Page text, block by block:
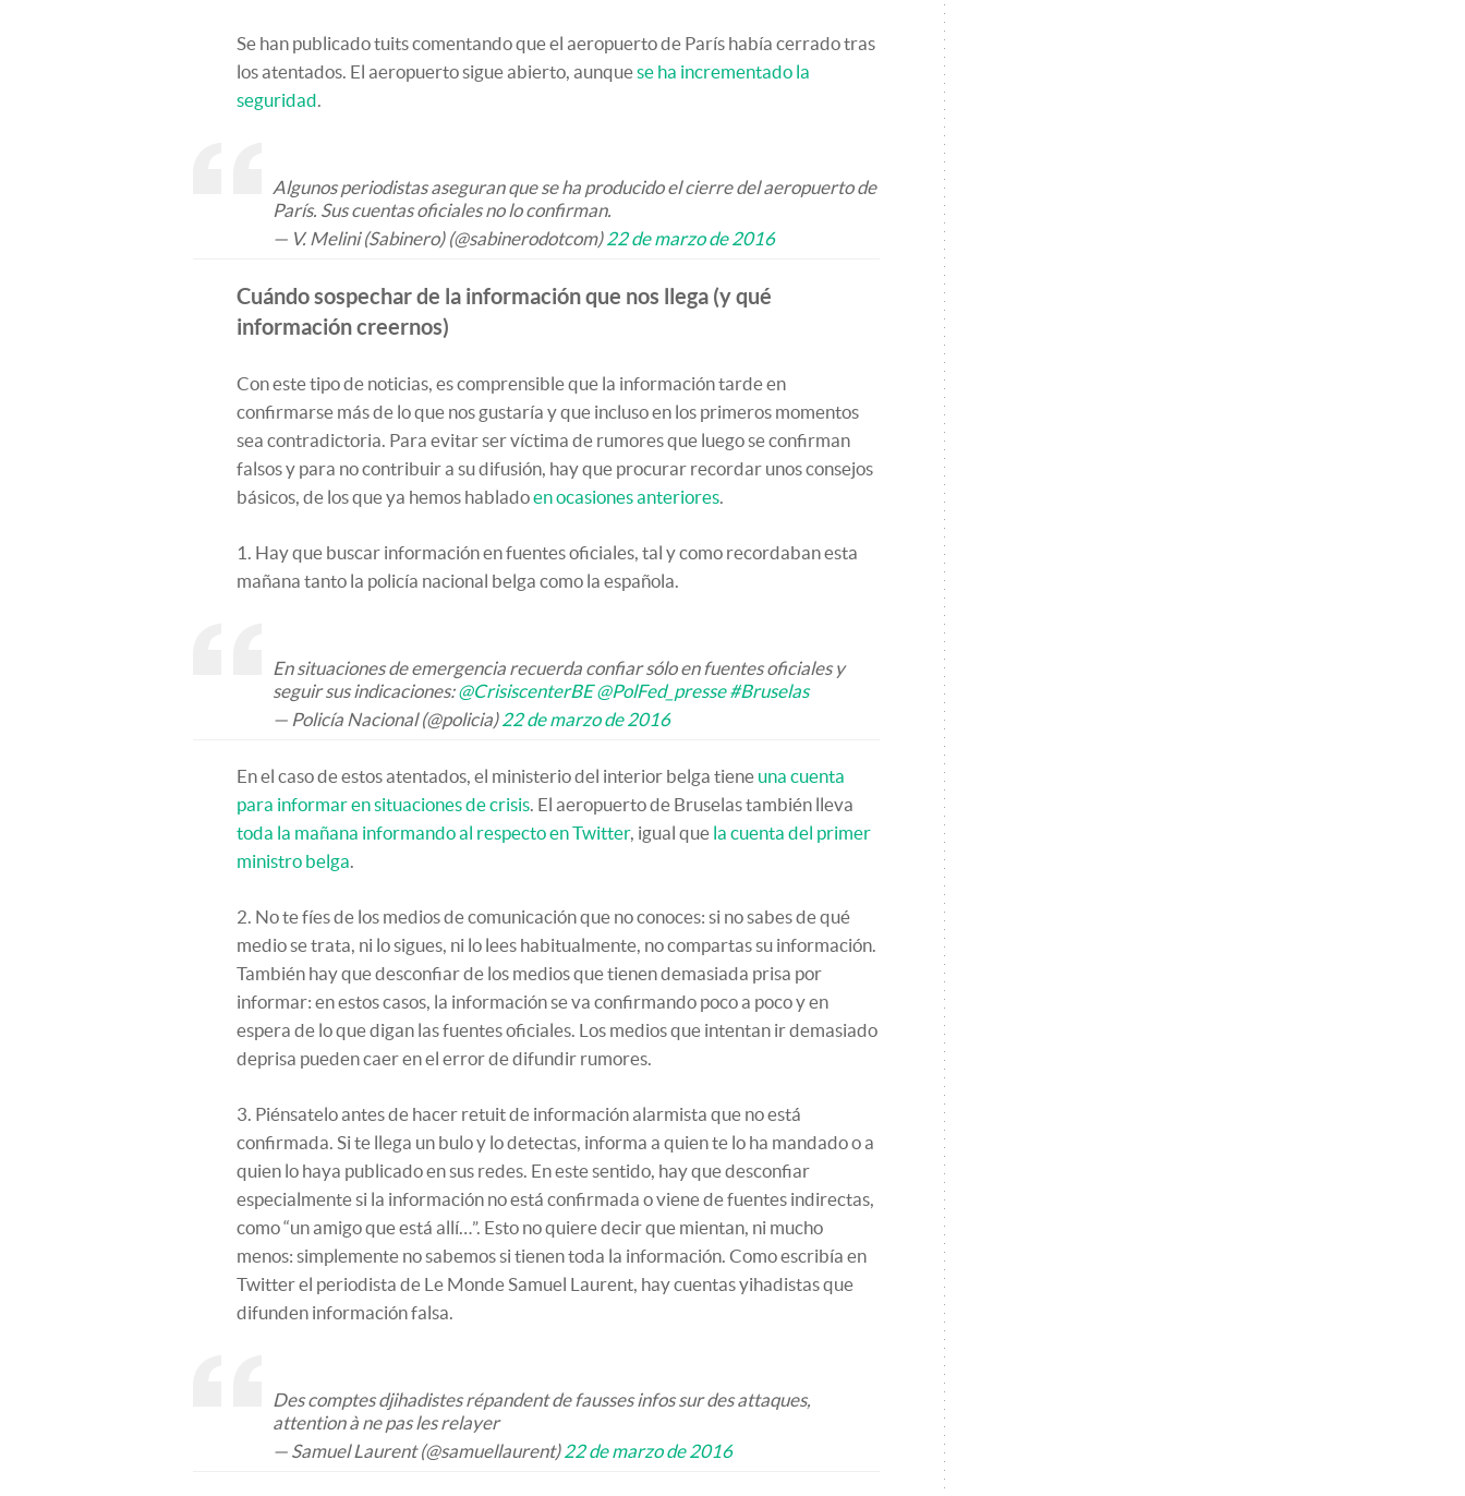
Se han publicado tuits comentando que el aeropuerto de París había cerrado tras
los atentados. El aeropuerto sigue abierto, aunquese ha incrementado la
seguridad.
Algunos periodistas aseguran que se ha producido el cierre del aeropuerto de
París. Sus cuentas oficiales no lo confirman.
— V. Melini (Sabinero) (@sabinerodotcom)22 de marzo de 2016
Cuándo sospechar de la información que nos llega (y qué
información creernos)
Con este tipo de noticias, es comprensible que la información tarde en
confirmarse más de lo que nos gustaría y que incluso en los primeros momentos
sea contradictoria. Para evitar ser víctima de rumores que luego se confirman
falsos y para no contribuir a su difusión, hay que procurar recordar unos consejos
básicos, de los que ya hemos habladoen ocasiones anteriores.
1. Hay que buscar información en fuentes oficiales, tal y como recordaban esta
mañana tanto la policía nacional belga como la española.
En situaciones de emergencia recuerda confiar sólo en fuentes oficiales y
seguir sus indicaciones:@CrisiscenterBE @PolFed_presse #Bruselas
— Policía Nacional (@policia)22 de marzo de 2016
En el caso de estos atentados, el ministerio del interior belga tiene una cuenta
para informar en situaciones de crisis. El aeropuerto de Bruselas también lleva
toda la mañana informando al respecto en Twitter, igual que la cuenta del primer
ministro belga.
2. No te fíes de los medios de comunicación que no conoces: si no sabes de qué
medio se trata, ni lo sigues, ni lo lees habitualmente, no compartas su información.
También hay que desconfiar de los medios que tienen demasiada prisa por
informar: en estos casos, la información se va confirmando poco a poco y en
espera de lo que digan las fuentes oficiales. Los medios que intentan ir demasiado
deprisa pueden caer en el error de difundir rumores.
3. Piénsatelo antes de hacer retuit de información alarmista que no está
confirmada. Si te llega un bulo y lo detectas, informa a quien te lo ha mandado o a
quien lo haya publicado en sus redes. En este sentido, hay que desconfiar
especialmente si la información no está confirmada o viene de fuentes indirectas,
como “un amigo que está allí…”. Esto no quiere decir que mientan, ni mucho
menos: simplemente no sabemos si tienen toda la información. Como escribía en
Twitter el periodista de Le Monde Samuel Laurent, hay cuentas yihadistas que
difunden información falsa.
Des comptes djihadistes répandent de fausses infos sur des attaques,
attention à ne pas les relayer
— Samuel Laurent (@samuellaurent)22 de marzo de 2016